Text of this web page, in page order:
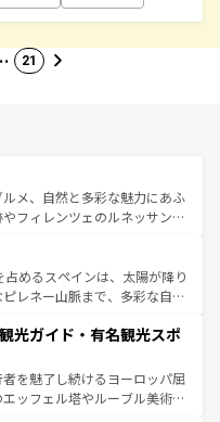
21
メ、自然と多彩な魅力にあふ
フィレンツェのルネッサンス
園風景やアマルフィ海岸の絶
い。観光の合間には、本場の
タリア料理を堪能することも
れられない旅をしてみよう！
めるスペインは、太陽が降り
レネー山脈まで、多彩な自然
熱的なフラメンコ、熱気あふ
パスが生活の一部となってい
れた雰囲気や、バルセロナの
方では古代ローマ遺跡や中世
光ガイド・有名観光スポ
を魅了し続けるヨーロッパ屈
ッフェル塔やルーブル美術館